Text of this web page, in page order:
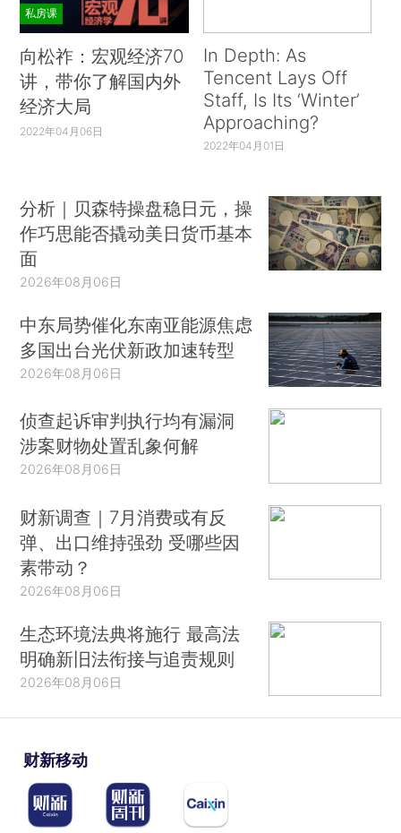
私房课
向松祚：宏观经济70
讲，带你了解国内外
经济大局
2022年04月06日
In Depth: As
Tencent Lays Off
Staff, Is Its ‘Winter’
Approaching?
2022年04月01日
分析｜贝森特操盘稳日元，操
作巧思能否撬动美日货币基本
面
2026年08月06日
中东局势催化东南亚能源焦虑
多国出台光伏新政加速转型
2026年08月06日
侦查起诉审判执行均有漏洞
涉案财物处置乱象何解
2026年08月06日
财新调查｜7月消费或有反
弹、出口维持强劲 受哪些因
素带动？
2026年08月06日
生态环境法典将施行 最高法
明确新旧法衔接与追责规则
2026年08月06日
财新移动